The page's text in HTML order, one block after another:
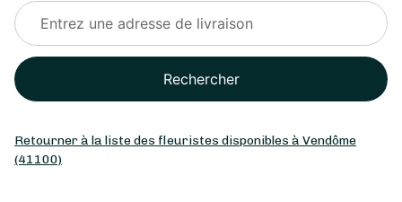
Rechercher
Retourner à la liste des fleuristes disponibles à Vendôme
(41100)